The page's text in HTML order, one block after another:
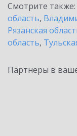
Смотрите также:
область,
Рязанская
область,
Партнеры в